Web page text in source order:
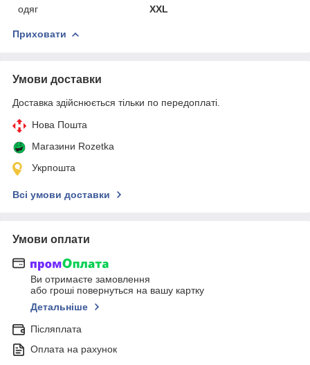
одяг
XXL
Приховати
Умови доставки
Доставка здійснюється тільки по передоплаті.
Нова Пошта
Магазини Rozetka
Укрпошта
Всі умови доставки
Умови оплати
Ви отримаєте замовлення
або гроші повернуться на вашу картку
Детальніше
Післяплата
Оплата на рахунок